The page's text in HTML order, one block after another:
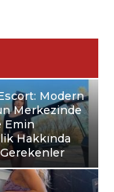
Modern
Merkezinde
Emin
Hakkında